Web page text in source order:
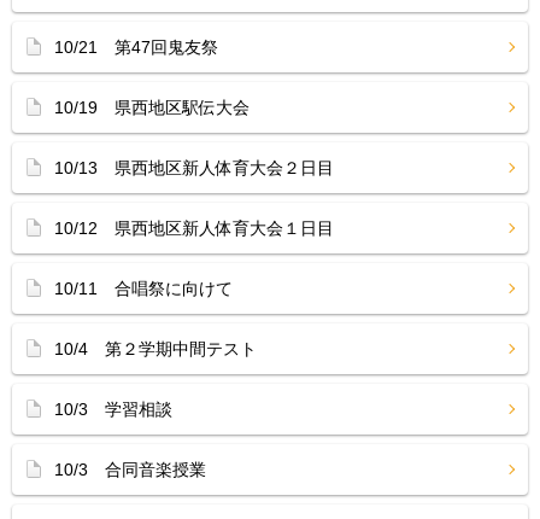
10/21 第47回鬼友祭
10/19 県西地区駅伝大会
10/13 県西地区新人体育大会２日目
10/12 県西地区新人体育大会１日目
10/11 合唱祭に向けて
10/4 第２学期中間テスト
10/3 学習相談
10/3 合同音楽授業